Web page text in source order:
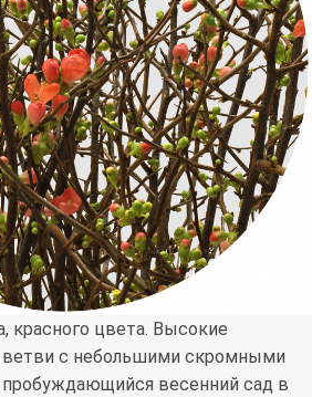
красного цвета. Высокие
с небольшими скромными
весенний сад в